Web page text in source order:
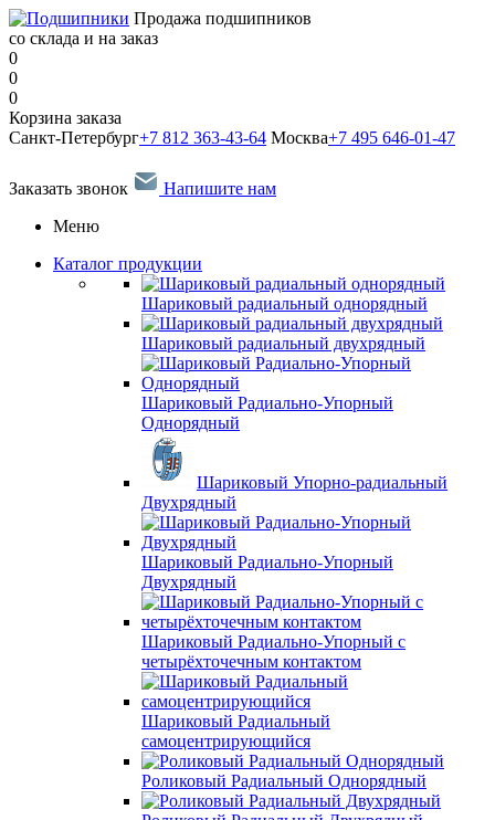
Продажа подшипников
со склада и на заказ
0
0
0
Корзина заказа
Санкт-Петербург+7 812 363-43-64 Москва+7 495 646-01-47
Заказать звонок
Напишите нам
Меню
Каталог продукции
Шариковый радиальный однорядный
Шариковый радиальный двухрядный
Шариковый Радиально-Упорный
Однорядный
Шариковый Упорно-радиальный
Двухрядный
Шариковый Радиально-Упорный
Двухрядный
Шариковый Радиально-Упорный с
четырёхточечным контактом
Шариковый Радиальный
самоцентрирующийся
Роликовый Радиальный Однорядный